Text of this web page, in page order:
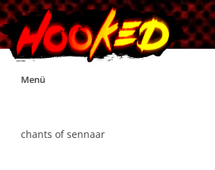
Skip
Menü
chants of sennaar